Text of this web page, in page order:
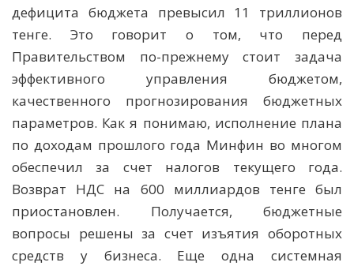
дефицита бюджета превысил 11 триллионов
тенге. Это говорит о том, что перед
Правительством по-прежнему стоит задача
эффективного управления бюджетом,
качественного прогнозирования бюджетных
параметров. Как я понимаю, исполнение плана
по доходам прошлого года Минфин во многом
обеспечил за счет налогов текущего года.
Возврат НДС на 600 миллиардов тенге был
приостановлен. Получается, бюджетные
вопросы решены за счет изъятия оборотных
средств у бизнеса. Еще одна системная